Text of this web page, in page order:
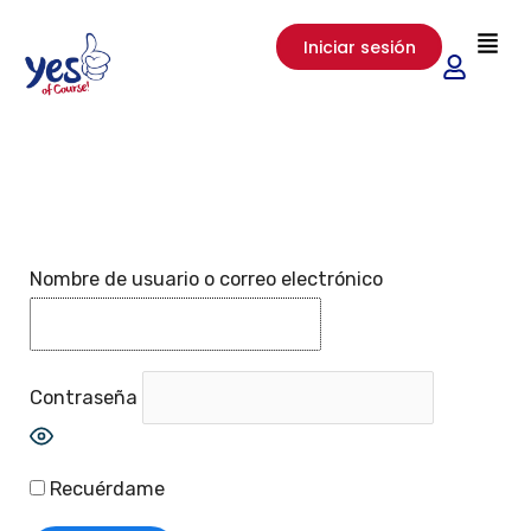
contenido
Iniciar sesión
Nombre de usuario o correo electrónico
Contraseña
Recuérdame